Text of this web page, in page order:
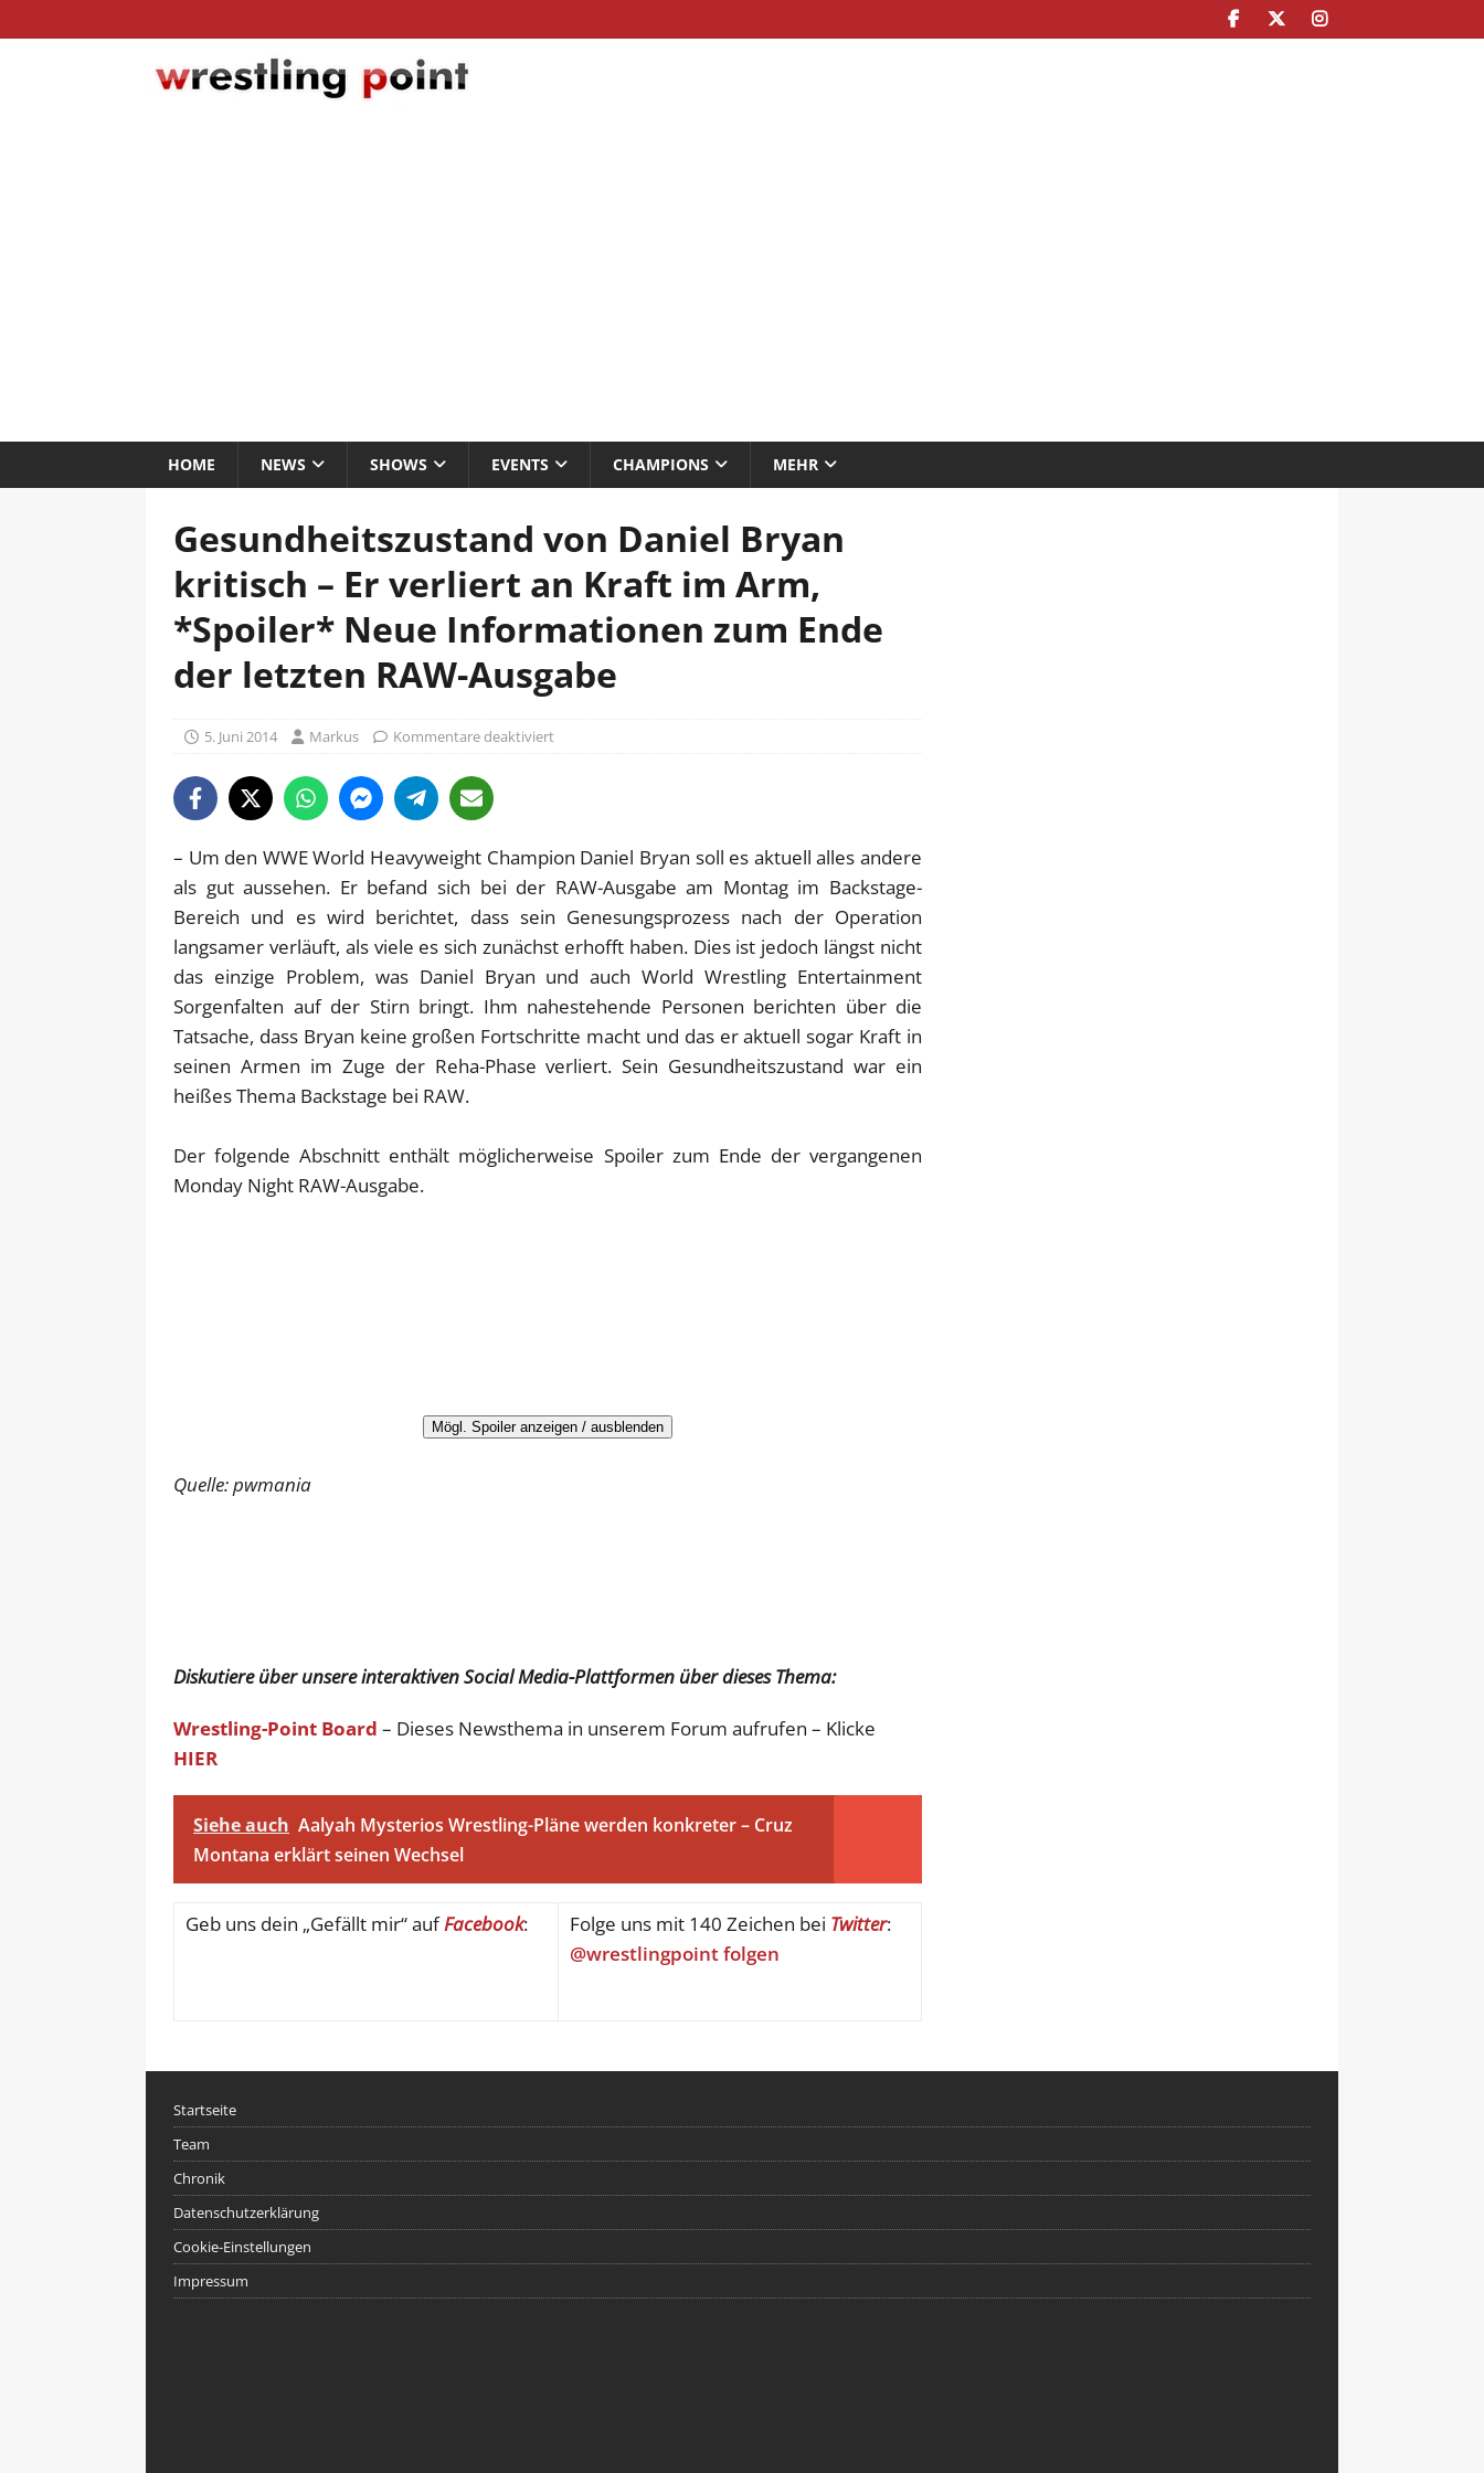
HOME NEWS SHOWS EVENTS CHAMPIONS MEHR
Gesundheitszustand von Daniel Bryan
kritisch – Er verliert an Kraft im Arm,
*Spoiler* Neue Informationen zum Ende
der letzten RAW-Ausgabe
5. Juni 2014 Markus Kommentare deaktiviert
– Um den WWE World Heavyweight Champion Daniel Bryan soll es aktuell alles andere
als gut aussehen. Er befand sich bei der RAW-Ausgabe am Montag im Backstage-
Bereich und es wird berichtet, dass sein Genesungsprozess nach der Operation
langsamer verläuft, als viele es sich zunächst erhofft haben. Dies ist jedoch längst nicht
das einzige Problem, was Daniel Bryan und auch World Wrestling Entertainment
Sorgenfalten auf der Stirn bringt. Ihm nahestehende Personen berichten über die
Tatsache, dass Bryan keine großen Fortschritte macht und das er aktuell sogar Kraft in
seinen Armen im Zuge der Reha-Phase verliert. Sein Gesundheitszustand war ein
heißes Thema Backstage bei RAW.
Der folgende Abschnitt enthält möglicherweise Spoiler zum Ende der vergangenen
Monday Night RAW-Ausgabe.
Mögl. Spoiler anzeigen / ausblenden
Quelle: pwmania
Diskutiere über unsere interaktiven Social Media-Plattformen über dieses Thema:
Wrestling-Point Board – Dieses Newsthema in unserem Forum aufrufen – Klicke
HIER
Siehe auch Aalyah Mysterios Wrestling-Pläne werden konkreter – Cruz
Montana erklärt seinen Wechsel
Geb uns dein „Gefällt mir“ aufFacebook: Folge uns mit 140 Zeichen bei Twitter:
@wrestlingpoint folgen
Startseite
Team
Chronik
Datenschutzerklärung
Cookie-Einstellungen
Impressum